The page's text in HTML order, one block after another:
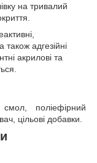
на тривалий
адгезійні
акрилові та
смол, поліефірний
цільові добавки.